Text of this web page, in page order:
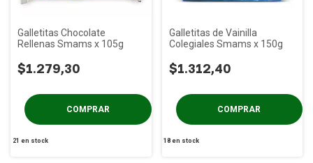
Galletitas Chocolate
Rellenas Smams x 105g
$1.279,30
21 en stock
Galletitas de Vainilla
Colegiales Smams x 150g
$1.312,40
18 en stock